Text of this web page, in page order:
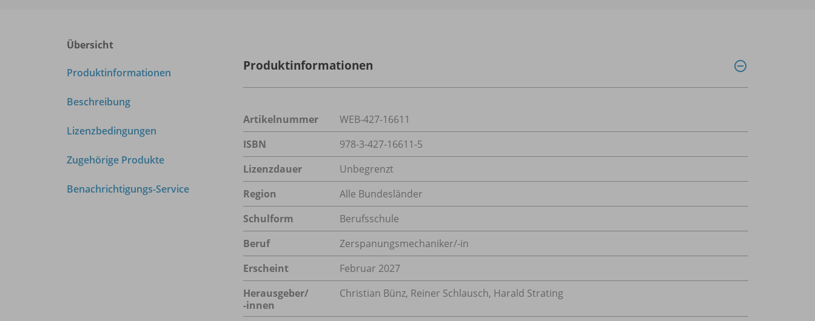
Übersicht
Produktinformationen
Beschreibung
Lizenzbedingungen
Zugehörige Produkte
Benachrichtigungs-Service
Produktinformationen
Artikelnummer
WEB-427-16611
ISBN
978-3-427-16611-5
Lizenzdauer
Unbegrenzt
Region
Alle Bundesländer
Schulform
Berufsschule
Beruf
Zerspanungsmechaniker/-in
Erscheint
Februar 2027
Herausgeber/
-innen
Christian Bünz, Reiner Schlausch, Harald Strating